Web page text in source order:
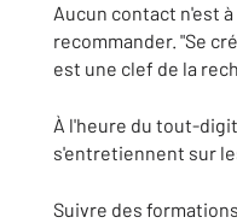
Aucun contact n'est
recommander. "Se
est une clef de la
À l'heure du tout-
s'entretiennent sur
Suivre des